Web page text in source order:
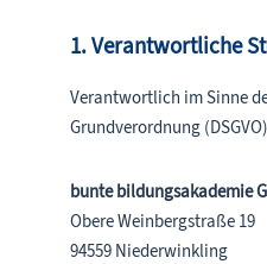
1. Verantwortliche
Verantwortlich im Sinne
Grundverordnung
bunte bildungsakademie
Obere Weinbergstraße 19
94559 Niederwinkling